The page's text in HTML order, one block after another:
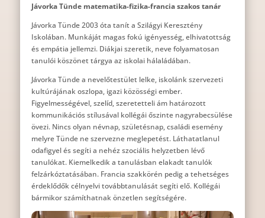
Jávorka Tünde matematika-fizika-francia szakos tanár
Jávorka Tünde 2003 óta tanít a Szilágyi Keresztény
Iskolában. Munkáját magas fokú igényesség, elhivatottság
és empátia jellemzi. Diákjai szeretik, neve folyamatosan
tanulói köszönet tárgya az iskolai hálaládában.
Jávorka Tünde a nevelőtestület lelke, iskolánk szervezeti
kultúrájának oszlopa, igazi közösségi ember.
Figyelmességével, szelíd, szeretetteli ám határozott
kommunikációs stílusával kollégái őszinte nagyrabecsülése
övezi. Nincs olyan névnap, születésnap, családi esemény
melyre Tünde ne szervezne meglepetést. Láthatatlanul
odafigyel és segíti a nehéz szociális helyzetben lévő
tanulókat. Kiemelkedik a tanulásban elakadt tanulók
felzárkóztatásában. Francia szakkörén pedig a tehetséges
érdeklődők célnyelvi továbbtanulását segíti elő. Kollégái
bármikor számíthatnak önzetlen segítségére.